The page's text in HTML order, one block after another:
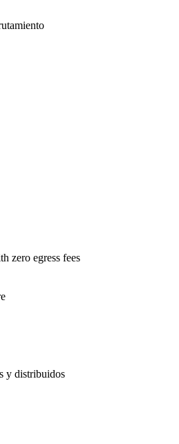
zero egress fees
y distribuidos